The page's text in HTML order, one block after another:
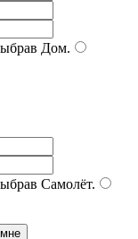
Дом.
Самолёт.